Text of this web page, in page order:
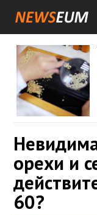
орехи и
60?